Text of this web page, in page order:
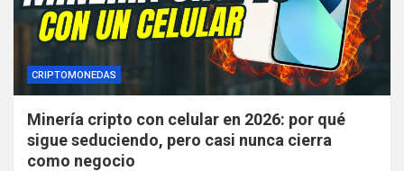
CRIPTOMONEDAS
Minería cripto con celular en 2026: por qué
sigue seduciendo, pero casi nunca cierra
como negocio